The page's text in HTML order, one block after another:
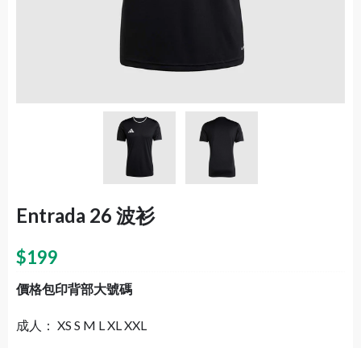
Entrada 26 波衫
$199
價格包印背部大號碼
成人： XS S M L XL XXL